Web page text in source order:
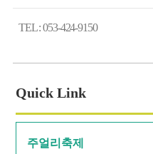
TEL : 053-424-9150
Quick Link
주얼리축제